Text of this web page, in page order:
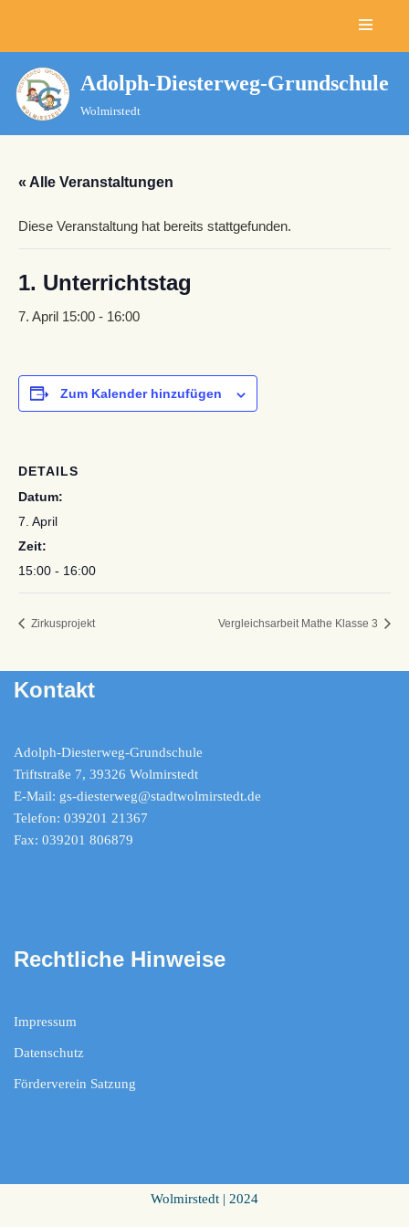
Zum
Inhalt
springen
Adolph-Diesterweg-Grundschule
Wolmirstedt
« Alle Veranstaltungen
Diese Veranstaltung hat bereits stattgefunden.
1. Unterrichtstag
7. April 15:00 - 16:00
Zum Kalender hinzufügen
DETAILS
Datum:
7. April
Zeit:
15:00 - 16:00
Zirkusprojekt Vergleichsarbeit Mathe Klasse 3
Kontakt
Adolph-Diesterweg-Grundschule
Triftstraße 7, 39326 Wolmirstedt
E-Mail: gs-diesterweg@stadtwolmirstedt.de
Telefon: 039201 21367
Fax: 039201 806879
Rechtliche Hinweise
Impressum
Datenschutz
Förderverein Satzung
Wolmirstedt | 2024